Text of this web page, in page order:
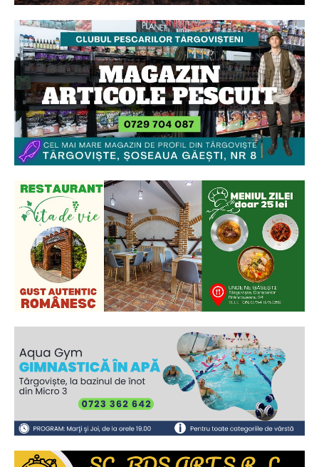
Ionuț Parghel
2de 2